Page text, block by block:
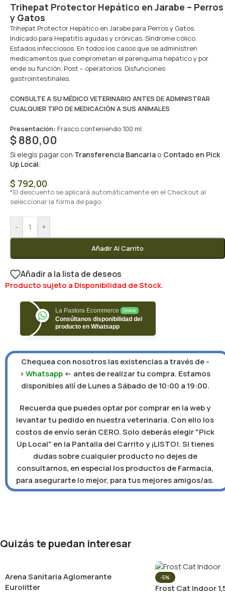
Trihepat Protector Hepático en Jarabe – Perros
y Gatos
Trihepat Protector Hepático en Jarabe para Perros y Gatos.
Indicado para Hepatitis agudas y crónicas. Síndrome cólico.
Estados infecciosos. En todos los casos que se administren
medicamentos que comprometan el parenquima hepático y por
ende su función. Post – operatorios. Disfunciones
gastrointestinales.
CONSULTE A SU MÉDICO VETERINARIO ANTES DE ADMINISTRAR
CUALQUIER TIPO DE MEDICACIÓN A SUS ANIMALES
Presentación: Frasco conteniendo 100 ml.
$880,00
Si elegís pagar con Transferencia Bancaria o Contado en Pick
Up Local:
$ 792,00
*El descuento se aplicará automáticamente en el Checkout al
seleccionar la forma de pago.
- +
Añadir Al Carrito
Añadir a la lista de deseos
Producto sujeto a Disponibilidad de Stock.
La Pastora Ecommerce Online
Consúltanos disponibilidad del
producto en Whatsapp
Chequea con nosotros las existencias a través de -
>Whatsapp <- antes de realizar tu compra. Estamos
disponibles allí de Lunes a Sábado de 10:00 a 19:00.
Recuerda que puedes optar por comprar en la web y
levantar tu pedido en nuestra veterinaria. Con ello los
costos de envío serán CERO. Solo deberás elegir "Pick
Up Local" en la Pantalla del Carrito y ¡LISTO!. Si tienes
dudas sobre cualquier producto no dejes de
consultarnos, en especial los productos de Farmacia,
para asegurarte lo mejor, para tus mejores amigos/as.
Quizás te puedan interesar
Arena Sanitaria Aglomerante
Eurolitter
-5%
Frost Cat Indoor